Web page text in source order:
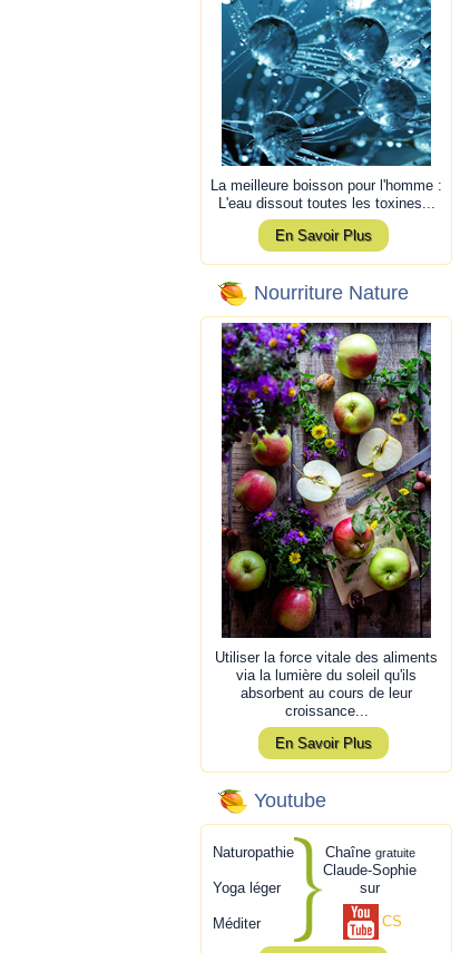
La meilleure boisson pour l'homme :
L'eau dissout toutes les toxines...
En Savoir Plus
Nourriture Nature
Utiliser la force vitale des aliments
via la lumière du soleil qu'ils
absorbent au cours de leur
croissance...
En Savoir Plus
Youtube
Naturopathie
Yoga léger
Méditer
Chaîne gratuite
Claude-Sophie
sur
CS